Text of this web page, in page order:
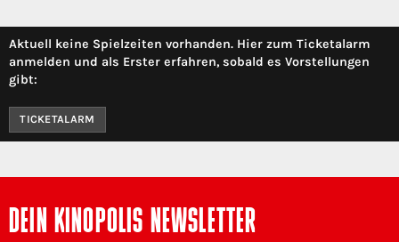
Aktuell keine Spielzeiten vorhanden. Hier zum Ticketalarm
anmelden und als Erster erfahren, sobald es Vorstellungen
gibt:
TICKETALARM
DEIN KINOPOLIS NEWSLETTER